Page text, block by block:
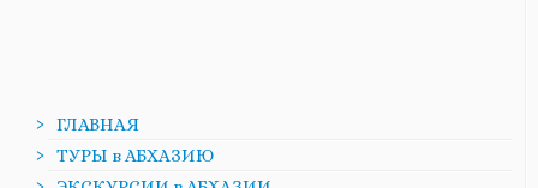
ГЛАВНАЯ
ТУРЫ в АБХАЗИЮ